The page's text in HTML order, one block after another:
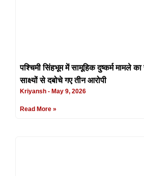
पश्चिमी सिंहभूम में सामूहिक दुष्कर्म मामले
साक्ष्यों से दबोचे गए तीन आरोपी
Kriyansh May 9, 2026
Read More »